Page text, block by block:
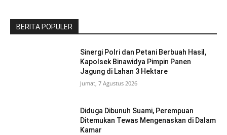
BERITA POPULER
Sinergi Polri dan Petani Berbuah Hasil,
Kapolsek Binawidya Pimpin Panen
Jagung di Lahan 3 Hektare
Jumat, 7 Agustus 2026
Diduga Dibunuh Suami, Perempuan
Ditemukan Tewas Mengenaskan di Dalam
Kamar